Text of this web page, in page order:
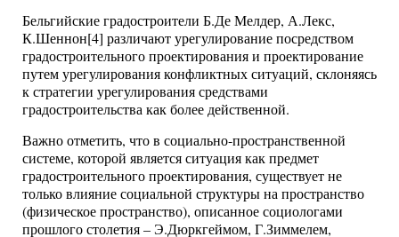
Бельгийские градостроители Б.Де Мелдер, А.Лекс,
К.Шеннон[4] различают урегулирование посредством
градостроительного проектирования и проектирование
путем урегулирования конфликтных ситуаций, склоняясь
к стратегии урегулирования средствами
градостроительства как более действенной.
Важно отметить, что в социально-пространственной
системе, которой является ситуация как предмет
градостроительного проектирования, существует не
только влияние социальной структуры на пространство
(физическое пространство), описанное социологами
прошлого столетия – Э.Дюркгеймом, Г.Зиммелем,